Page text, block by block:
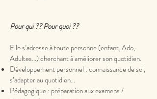
Pour qui ?? Pour quoi ??
Elle s’adresse à toute personne (enfant, Ado,
Adultes…) cherchant à améliorer son quotidien.
Développement personnel : connaissance de soi,
s’adapter au quotidien…
Pédagogique : préparation aux examens /